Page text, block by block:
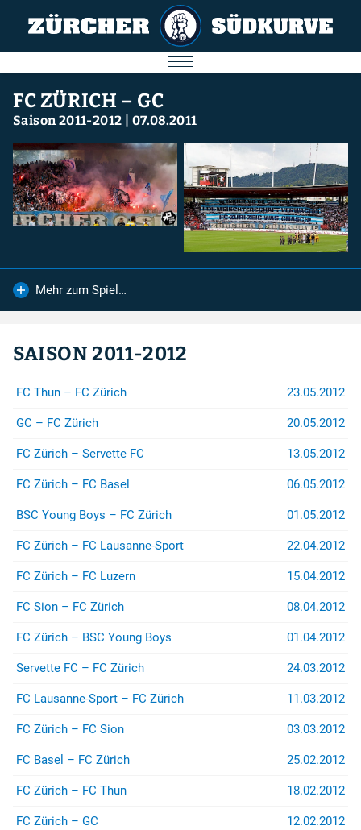
AKTUELL
SPIELE
SÜDKURVE
FC ZÜRICH
IMPRESSUM
Nächstes Spiel
Für Spenden auf das Konto:
IBAN
CH26 0900 0000 8909 2605 4
Konto
...sind wir sehr dankbar.
jurist@suedkurve.ch
FC ZÜRICH – GC
Saison 2011-2012 07.08.2011
Mehr zum Spiel…
SAISON 2011-2012
FC Thun – FC Zürich 23.05.2012
GC – FC Zürich 20.05.2012
FC Zürich – Servette FC 13.05.2012
FC Zürich – FC Basel 06.05.2012
BSC Young Boys – FC Zürich 01.05.2012
FC Zürich – FC Lausanne-Sport 22.04.2012
FC Zürich – FC Luzern 15.04.2012
FC Sion – FC Zürich 08.04.2012
FC Zürich – BSC Young Boys 01.04.2012
Servette FC – FC Zürich 24.03.2012
FC Lausanne-Sport – FC Zürich 11.03.2012
FC Zürich – FC Sion 03.03.2012
FC Basel – FC Zürich 25.02.2012
FC Zürich – FC Thun 18.02.2012
FC Zürich – GC 12.02.2012